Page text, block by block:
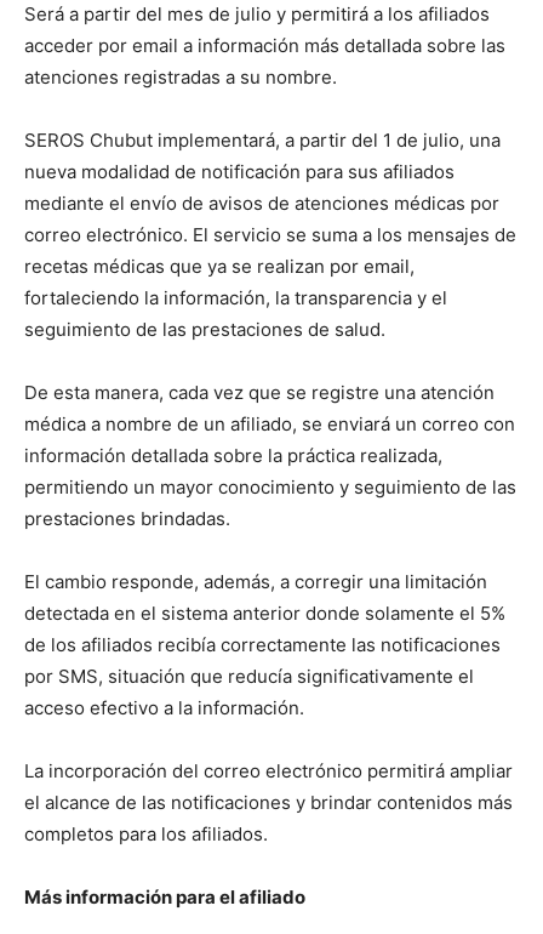
Será a partir del mes de julio y permitirá a los afiliados
acceder por email a información más detallada sobre las
atenciones registradas a su nombre.
SEROS Chubut implementará, a partir del 1 de julio, una
nueva modalidad de notificación para sus afiliados
mediante el envío de avisos de atenciones médicas por
correo electrónico. El servicio se suma a los mensajes de
recetas médicas que ya se realizan por email,
fortaleciendo la información, la transparencia y el
seguimiento de las prestaciones de salud.
De esta manera, cada vez que se registre una atención
médica a nombre de un afiliado, se enviará un correo con
información detallada sobre la práctica realizada,
permitiendo un mayor conocimiento y seguimiento de las
prestaciones brindadas.
El cambio responde, además, a corregir una limitación
detectada en el sistema anterior donde solamente el 5%
de los afiliados recibía correctamente las notificaciones
por SMS, situación que reducía significativamente el
acceso efectivo a la información.
La incorporación del correo electrónico permitirá ampliar
el alcance de las notificaciones y brindar contenidos más
completos para los afiliados.
Más información para el afiliado